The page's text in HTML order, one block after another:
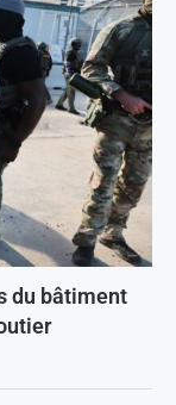
du bâtiment